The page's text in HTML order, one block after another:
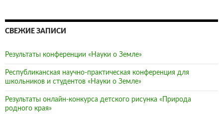
СВЕЖИЕ ЗАПИСИ
Результаты конференции «Науки о Земле»
Республиканская научно-практическая конференция для
школьников и студентов «Науки о Земле»
Результаты онлайн-конкурса детского рисунка «Природа
родного края»